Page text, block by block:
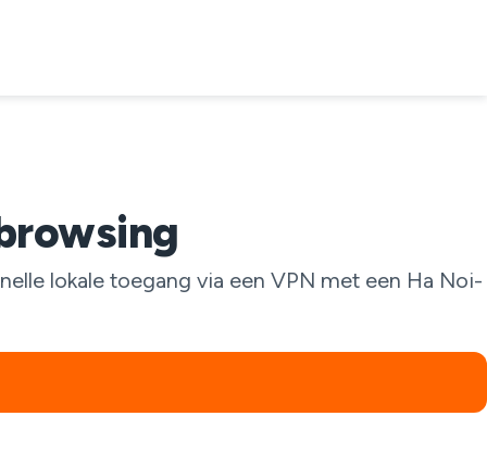
lokale toegang via een VPN met een Ha Noi-